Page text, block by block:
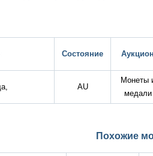
Состояние Аукцион
AU
Монеты
медали
Похожие